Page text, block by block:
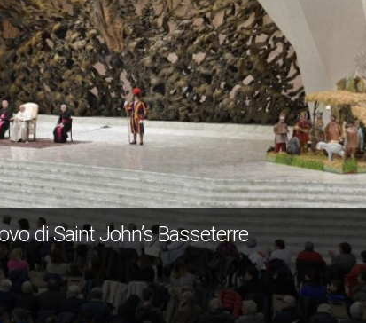
di Saint John’s Basseterre